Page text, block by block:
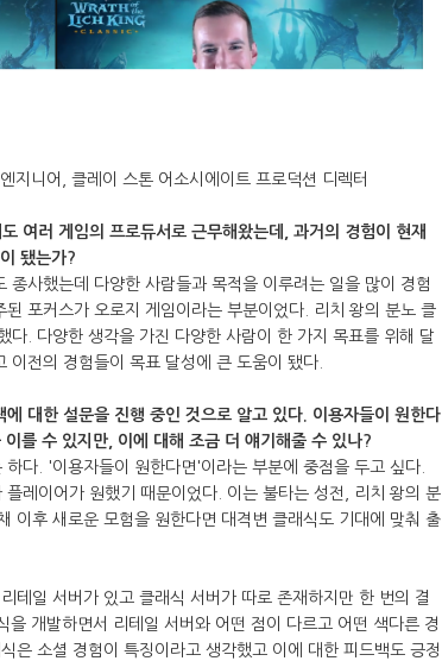
지니어, 클레이 스톤 어소시에이트 프로덕션 디렉터
여러 게임의 프로듀서로 근무해왔는데, 과거의 경험이 현재
됐는가?
종사했는데 다양한 사람들과 목적을 이루려는 일을 많이 경험
포커스가 오로지 게임이라는 부분이었다. 리치 왕의 분노 클
다. 다양한 생각을 가진 다양한 사람이 한 가지 목표를 위해 달
이전의 경험들이 목표 달성에 큰 도움이 됐다.
대한 설문을 진행 중인 것으로 알고 있다. 이용자들이 원한다
를 수 있지만, 이에 대해 조금 더 얘기해줄 수 있나?
다. '이용자들이 원한다면'이라는 부분에 중점을 두고 싶다.
레이어가 원했기 때문이었다. 이는 불타는 성전, 리치 왕의 분
이후 새로운 모험을 원한다면 대격변 클래식도 기대에 맞춰 출
테일 서버가 있고 클래식 서버가 따로 존재하지만 한 번의 결
개발하면서 리테일 서버와 어떤 점이 다르고 어떤 색다른 경
은 소셜 경험이 특징이라고 생각했고 이에 대한 피드백도 긍정